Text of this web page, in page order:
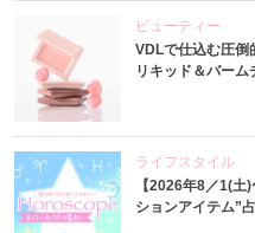
ビューティー
VDLで仕込む圧
リキッド＆バーム
ライフスタイル
【2026年8／1(
ションアイテム”